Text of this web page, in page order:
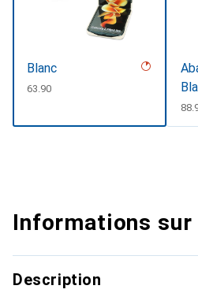
Blanc
CHF
63.90
Informations
Description